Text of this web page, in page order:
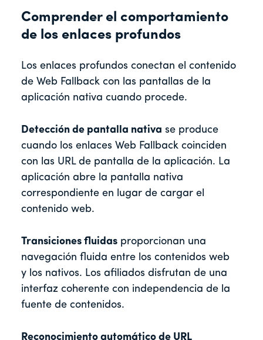
Comprender el comportamiento
de los enlaces profundos
Los enlaces profundos conectan el contenido
de Web Fallback con las pantallas de la
aplicación nativa cuando procede.
Detección de pantalla nativa se produce
cuando los enlaces Web Fallback coinciden
con las URL de pantalla de la aplicación. La
aplicación abre la pantalla nativa
correspondiente en lugar de cargar el
contenido web.
Transiciones fluidas proporcionan una
navegación fluida entre los contenidos web
y los nativos. Los afiliados disfrutan de una
interfaz coherente con independencia de la
fuente de contenidos.
Reconocimiento automático de URL